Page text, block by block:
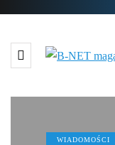
WIADOMOŚCI